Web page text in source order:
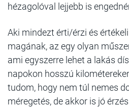
hézagolóval lejjebb is
Aki mindezt érti/érzi és
magának, az egy olyan
ami egyszerre lehet a lakás
napokon hosszú
tudom, hogy nem túl nemes
méregetés, de akkor is jó